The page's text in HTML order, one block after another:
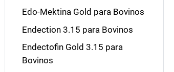
Edo-Mektina Gold para Bovinos
Endection 3.15 para Bovinos
Endectofin Gold 3.15 para
Bovinos